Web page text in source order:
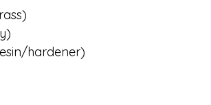
hardener)